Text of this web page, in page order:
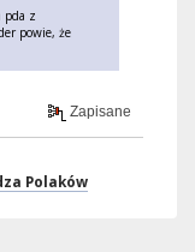
pda z
powie, że
Zapisane
Polaków